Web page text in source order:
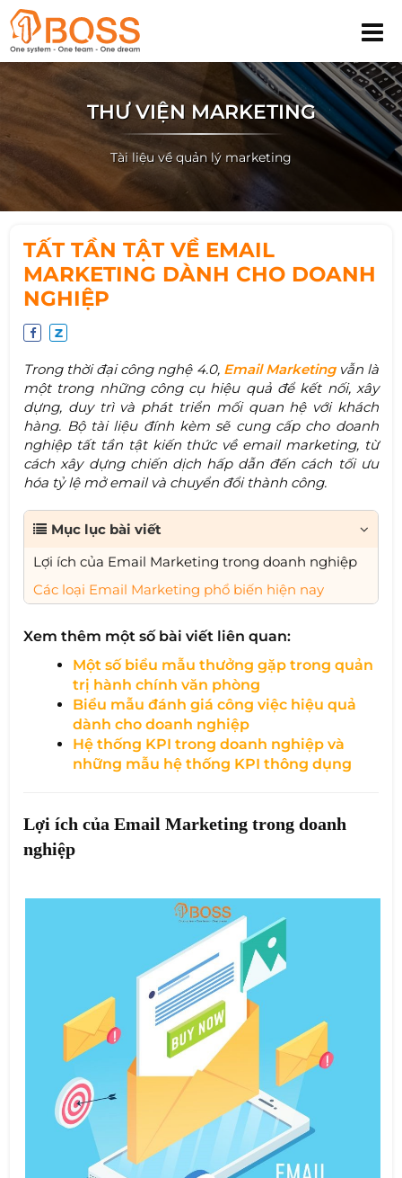
THƯ VIỆN MARKETING
Tài liệu về quản lý marketing
TẤT TẦN TẬT VỀ EMAIL
MARKETING DÀNH CHO DOANH
NGHIỆP
Trong thời đại công nghệ 4.0, Email Marketingvẫn là
một trong những công cụ hiệu quả để kết nối, xây
dựng, duy trì và phát triển mối quan hệ với khách
hàng. Bộ tài liệu đính kèm sẽ cung cấp cho doanh
nghiệp tất tần tật kiến thức về email marketing, từ
cách xây dựng chiến dịch hấp dẫn đến cách tối ưu
hóa tỷ lệ mở email và chuyển đổi thành công.
Mục lục bài viết
Lợi ích của Email Marketing trong doanh nghiệp
Các loại Email Marketing phổ biến hiện nay
Xem thêm một số bài viết liên quan:
Một số biểu mẫu thưởng gặp trong quản
trị hành chính văn phòng
Biểu mẫu đánh giá công việc hiệu quả
dành cho doanh nghiệp
Hệ thống KPI trong doanh nghiệp và
những mẫu hệ thống KPI thông dụng
Lợi ích của Email Marketing trong doanh
nghiệp